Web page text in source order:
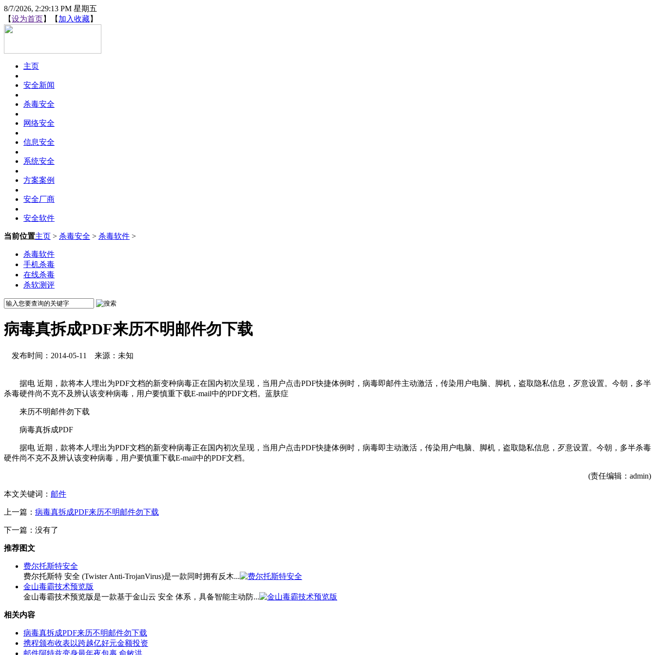
8/7/2026, 2:29:13 PM 星期五
【设为首页】【 加入收藏】
主页
安全新闻
杀毒安全
网络安全
信息安全
系统安全
方案案例
安全厂商
安全软件
当前位置主页 > 杀毒安全 > 杀毒软件 >
杀毒软件
手机杀毒
在线杀毒
杀软测评
病毒真拆成PDF来历不明邮件勿下载
发布时间：2014-05-11 来源：未知
据电 近期，款将本人埋出为PDF文档的新变种病毒正在国内初次呈现，当用户点击PDF快捷体例时，病毒即邮件主动激活，传染用户电脑、脚机，盗取隐私信息，歹意设置。今朝，多半
杀毒硬件尚不克不及辨认该变种病毒，用户要慎重下载E-mail中的PDF文档。蓝肤症
来历不明邮件勿下载
病毒真拆成PDF
据电 近期，款将本人埋出为PDF文档的新变种病毒正在国内初次呈现，当用户点击PDF快捷体例时，病毒即主动激活，传染用户电脑、脚机，盗取隐私信息，歹意设置。今朝，多半杀毒
硬件尚不克不及辨认该变种病毒，用户要慎重下载E-mail中的PDF文档。
(责任编辑：admin)
本文关键词： 邮件
上一篇： 病毒真拆成PDF来历不明邮件勿下载
下一篇：没有了
推荐图文
费尔托斯特安全
费尔托斯特 安全 (Twister Anti-TrojanVirus)是一款同时拥有反木...
金山毒霸技术预览版
金山毒霸技术预览版是一款基于金山云 安全 体系，具备智能主动防...
相关内容
病毒真拆成PDF来历不明邮件勿下载
携程颁布收表以跨越亿好元金额投资
邮件阿特兹变身最年夜包裹 俞敏洪